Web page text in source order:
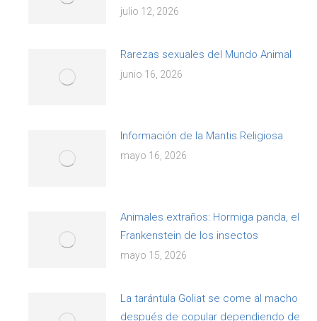
julio 12, 2026
Rarezas sexuales del Mundo Animal
junio 16, 2026
Información de la Mantis Religiosa
mayo 16, 2026
Animales extraños: Hormiga panda, el
Frankenstein de los insectos
mayo 15, 2026
La tarántula Goliat se come al macho
después de copular dependiendo de